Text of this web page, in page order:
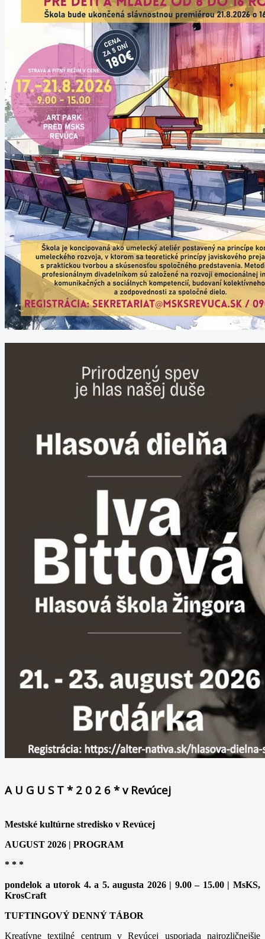
A U G U S T * 2 0 2 6 * v Revúcej
Mestské kultúrne stredisko v Revúcej
AUGUST 2026 | PROGRAM
* * *
pondelok a utorok 4. a 5. augusta 2026 | 9.00 – 15.00 | MsKS,
KrosCraft
TUFTINGOVÝ DENNÝ TÁBOR
Kreatívne textilné centrum v Revúcej usporiada najrozličnejšie